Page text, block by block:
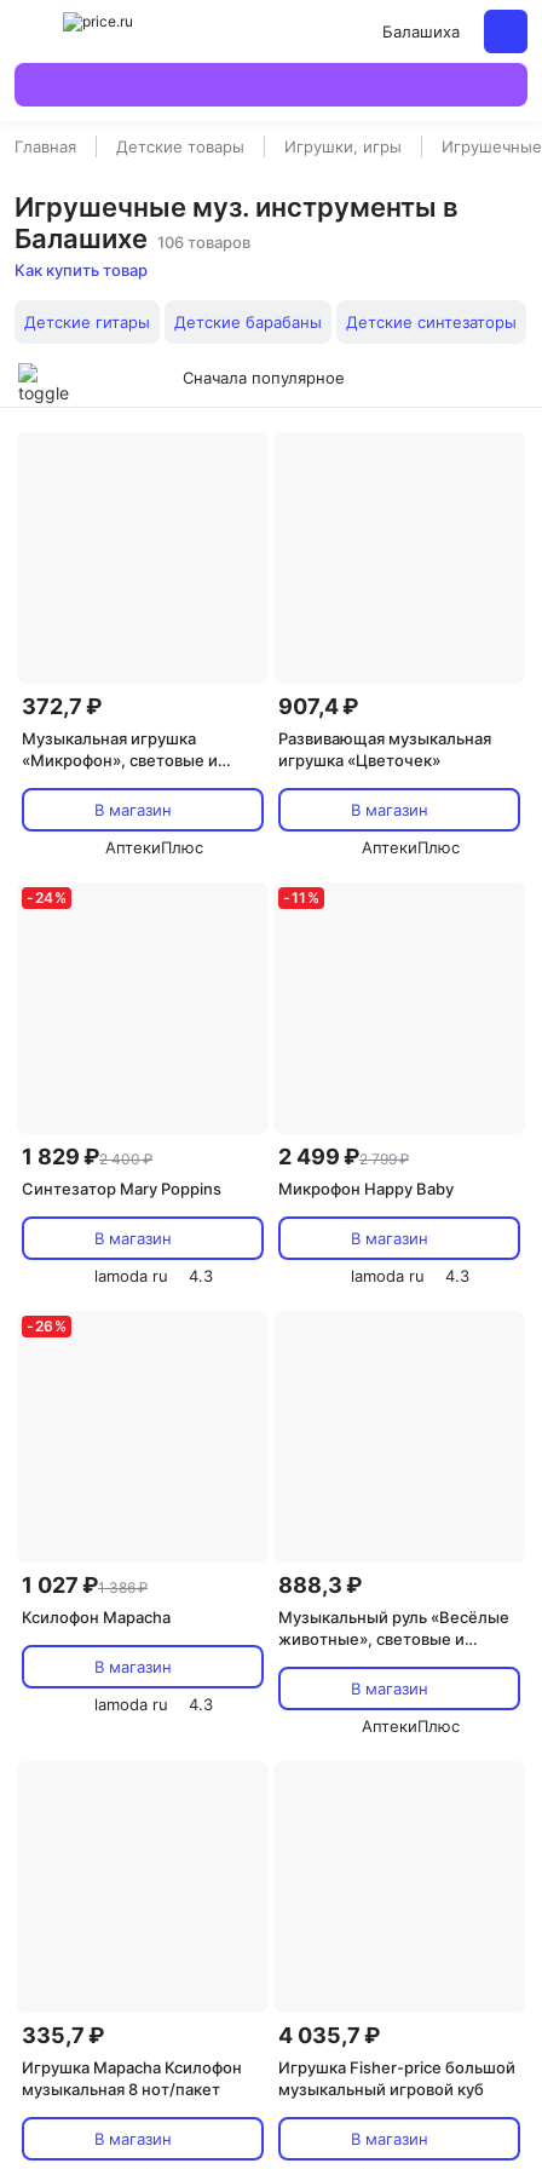
Балашиха
Главная Детские товары Игрушки, игры
Игрушечные муз. инструменты в
Балашихе 106 товаров
Как купить товар
Детские гитары Детские барабаны Детские синтезаторы
Сначала популярное
372,7 ₽
Музыкальная игрушка
«Микрофон», световые и
В магазин
АптекиПлюс
907,4 ₽
Развивающая музыкальная
игрушка «Цветочек»
В магазин
АптекиПлюс
-24%
1 829 ₽2 400 ₽
Синтезатор Mary Poppins
В магазин
lamoda ru
4.3
-11 %
2 499 ₽2 799 ₽
Микрофон Happy Baby
В магазин
lamoda ru
4.3
-26 %
1 027 ₽1 386 ₽
Ксилофон Mapacha
В магазин
lamoda ru
4.3
888,3 ₽
Музыкальный руль «Весёлые
животные», световые и
от батареекВ магазин
АптекиПлюс
335,7 ₽
Игрушка Mapacha Ксилофон
музыкальная 8 нот/пакет
В магазин
4 035,7 ₽
Игрушка Fisher-price большой
музыкальный игровой куб
В магазин